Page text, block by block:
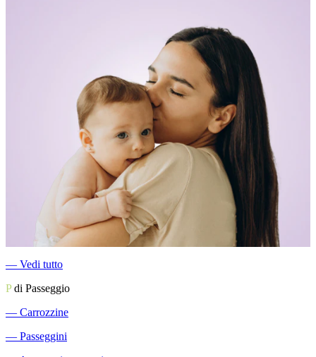
― Vedi tutto
Pdi Passeggio
― Carrozzine
― Passeggini